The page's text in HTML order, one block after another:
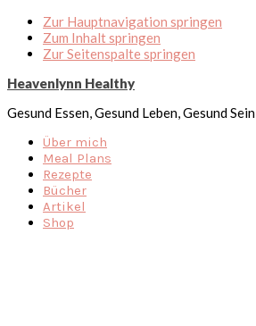
Zur Hauptnavigation springen
Zum Inhalt springen
Zur Seitenspalte springen
Heavenlynn Healthy
Gesund Essen, Gesund Leben, Gesund Sein
Über mich
Meal Plans
Rezepte
Bücher
Artikel
Shop